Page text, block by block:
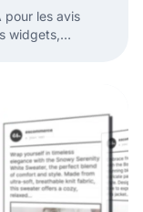
pour les avis
widgets,